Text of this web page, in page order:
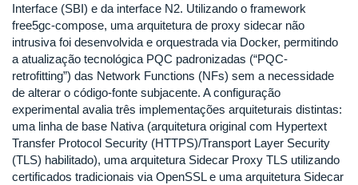
Interface (SBI) e da interface N2. Utilizando o framework
free5gc-compose, uma arquitetura de proxy sidecar não
intrusiva foi desenvolvida e orquestrada via Docker, permitindo
a atualização tecnológica PQC padronizadas (“PQC-
retrofitting”) das Network Functions (NFs) sem a necessidade
de alterar o código-fonte subjacente. A configuração
experimental avalia três implementações arquiteturais distintas:
uma linha de base Nativa (arquitetura original com Hypertext
Transfer Protocol Security (HTTPS)/Transport Layer Security
(TLS) habilitado), uma arquitetura Sidecar Proxy TLS utilizando
certificados tradicionais via OpenSSL e uma arquitetura Sidecar